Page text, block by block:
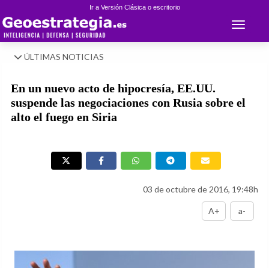
Ir a Versión Clásica o escritorio
Toggle
ÚLTIMAS NOTICIAS
En un nuevo acto de hipocresía, EE.UU.
suspende las negociaciones con Rusia sobre el
alto el fuego en Siria
03 de octubre de 2016, 19:48h
A+ a-